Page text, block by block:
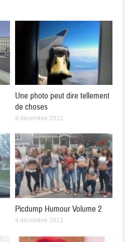
Une photo peut dire tellement
de choses
9 décembre 2012
Picdump Humour Volume 2
4 décembre 2012